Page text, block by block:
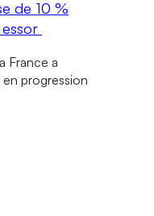
de 10 %
France a
progression